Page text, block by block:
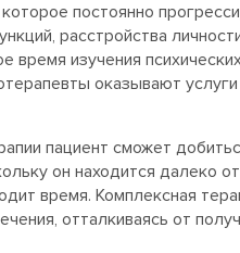
постоянно
расстройства
изучения
оказывают услуги
пациент сможет
он находится далеко
время. Комплексная
отталкиваясь от